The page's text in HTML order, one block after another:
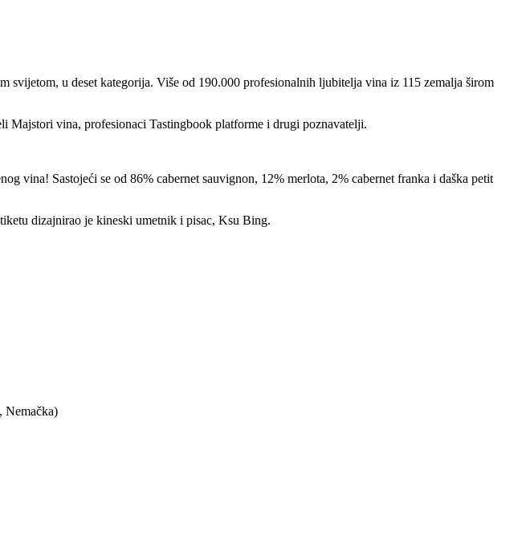
u deset kategorija. Više od 190.000 profesionalnih ljubitelja vina iz 115 zemalja širom
Majstori vina, profesionaci Tastingbook platforme i drugi poznavatelji.
vina! Sastojeći se od 86% cabernet sauvignon, 12% merlota, 2% cabernet franka i daška petit
dizajnirao je kineski umetnik i pisac, Ksu Bing.
Nemačka)